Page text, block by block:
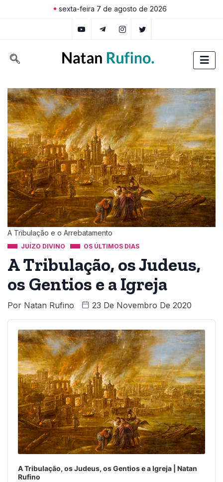
sexta-feira 7 de agosto de 2026
A Tribulação e o Arrebatamento
JUÍZO DIVINO OS ÚLTIMOS DIAS
A Tribulação, os Judeus,
os Gentios e a Igreja
Por Natan Rufino 23 De Novembro De 2020
Audio
Player
A Tribulação, os Judeus, os Gentios e a Igreja | Natan
Rufino